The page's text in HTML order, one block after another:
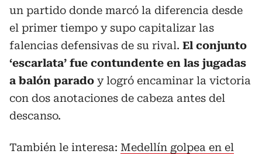
un partido donde marcó la diferencia desde
el primer tiempo y supo capitalizar las
falencias defensivas de su rival. El conjunto
‘escarlata’ fue contundente en las jugadas
a balón parado y logró encaminar la victoria
con dos anotaciones de cabeza antes del
descanso.
También le interesa: Medellín golpea en el